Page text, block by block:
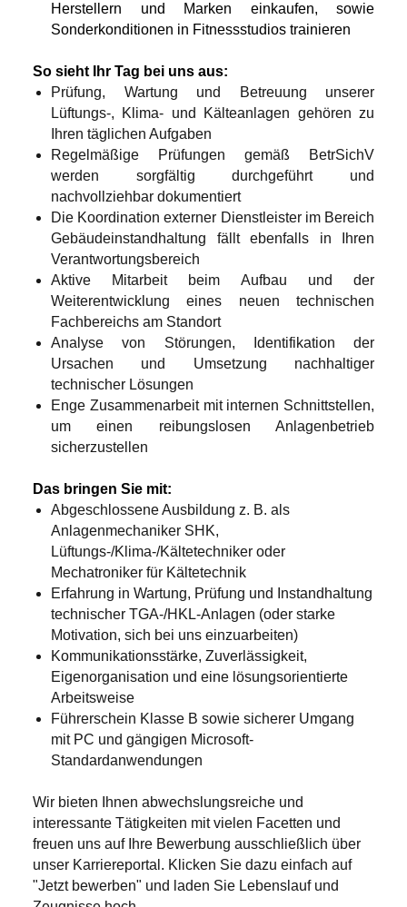
Herstellern und Marken einkaufen, sowie
Sonderkonditionen in Fitnessstudios trainieren
So sieht Ihr Tag bei uns aus:
Prüfung, Wartung und Betreuung unserer
Lüftungs‑, Klima‑ und Kälteanlagen gehören zu
Ihren täglichen Aufgaben
Regelmäßige Prüfungen gemäß BetrSichV
werden sorgfältig durchgeführt und
nachvollziehbar dokumentiert
Die Koordination externer Dienstleister im Bereich
Gebäudeinstandhaltung fällt ebenfalls in Ihren
Verantwortungsbereich
Aktive Mitarbeit beim Aufbau und der
Weiterentwicklung eines neuen technischen
Fachbereichs am Standort
Analyse von Störungen, Identifikation der
Ursachen und Umsetzung nachhaltiger
technischer Lösungen
Enge Zusammenarbeit mit internen Schnittstellen,
um einen reibungslosen Anlagenbetrieb
sicherzustellen
Das bringen Sie mit:
Abgeschlossene Ausbildung z. B. als
Anlagenmechaniker SHK,
Lüftungs-/Klima-/Kältetechniker oder
Mechatroniker für Kältetechnik
Erfahrung in Wartung, Prüfung und Instandhaltung
technischer TGA-/HKL-Anlagen (oder starke
Motivation, sich bei uns einzuarbeiten)
Kommunikationsstärke, Zuverlässigkeit,
Eigenorganisation und eine lösungsorientierte
Arbeitsweise
Führerschein Klasse B sowie sicherer Umgang
mit PC und gängigen Microsoft-
Standardanwendungen
Wir bieten Ihnen abwechslungsreiche und
interessante Tätigkeiten mit vielen Facetten und
freuen uns auf Ihre Bewerbung ausschließlich über
unser Karriereportal. Klicken Sie dazu einfach auf
"Jetzt bewerben" und laden Sie Lebenslauf und